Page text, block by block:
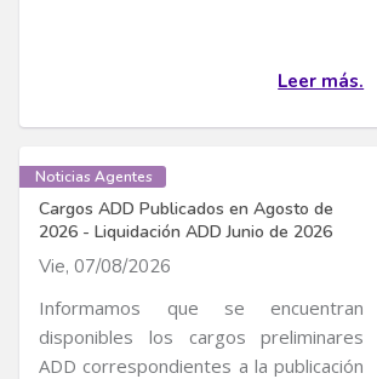
Leer más.
Noticias Agentes
Cargos ADD Publicados en Agosto de
2026 - Liquidación ADD Junio de 2026
Vie, 07/08/2026
Informamos que se encuentran
disponibles los cargos preliminares
ADD correspondientes a la publicación